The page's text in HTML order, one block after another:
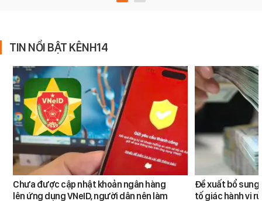
TIN NỔI BẬT KÊNH14
Chưa được cập nhật khoản ngân hàng
lên ứng dụng VNeID, người dân nên làm
Đề xuất bổ
tố giác hành vi